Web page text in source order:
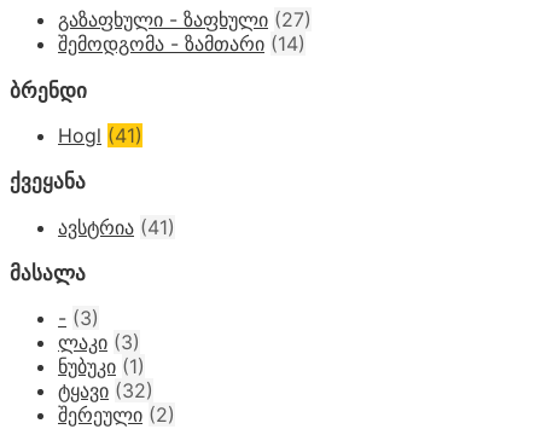
გაზაფხული - ზაფხული (27)
შემოდგომა - ზამთარი (14)
ბრენდი
Hogl (41)
ქვეყანა
ავსტრია (41)
მასალა
- (3)
ლაკი (3)
ნუბუკი (1)
ტყავი (32)
შერეული (2)